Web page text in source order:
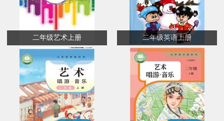
二年级艺术上册 二年级英语上册